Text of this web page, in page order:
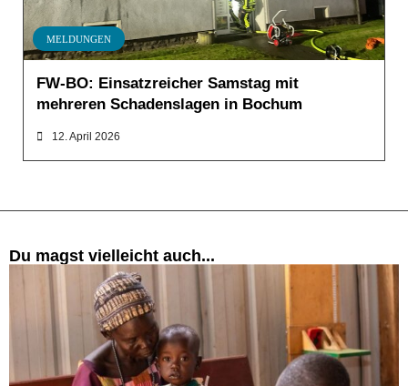
MELDUNGEN
FW-BO: Einsatzreicher Samstag mit
mehreren Schadenslagen in Bochum
12. April 2026
Du magst vielleicht auch...